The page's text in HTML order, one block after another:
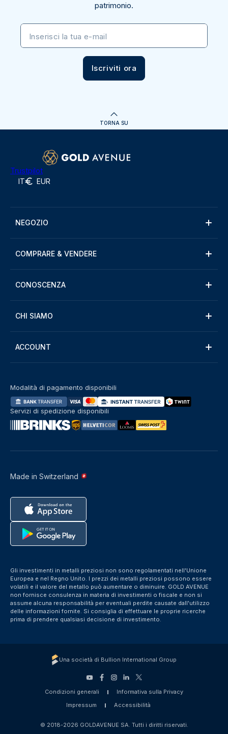
patrimonio.
Inserisci la tua e-mail
Iscriviti ora
TORNA SU
Trustpilot
IT EUR
NEGOZIO
COMPRARE & VENDERE
CONOSCENZA
CHI SIAMO
ACCOUNT
Made in Switzerland
Modalità di pagamento disponibili
Servizi di spedizione disponibili
Gli investimenti in metalli preziosi non sono regolamentati nell'Unione
Europea e nel Regno Unito. I prezzi dei metalli preziosi possono essere
volatili e il valore del metallo può aumentare o diminuire. GOLD AVENUE
non fornisce consulenza in materia di investimenti o fiscale e non si
assume alcuna responsabilità per eventuali perdite causate dall'utilizzo
delle informazioni fornite. Si consiglia di effettuare le proprie ricerche
prima di prendere qualsiasi decisione di investimento.
Una società di Bullion International Group
Condizioni generali
Informativa sulla Privacy
Impressum
Accessibilità
© 2018-2026 GOLDAVENUE SA. Tutti i diritti riservati.